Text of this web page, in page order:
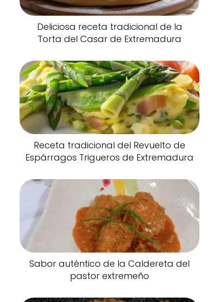
Deliciosa receta tradicional de la
Torta del Casar de Extremadura
Receta tradicional del Revuelto de
Espárragos Trigueros de Extremadura
Sabor auténtico de la Caldereta del
pastor extremeño